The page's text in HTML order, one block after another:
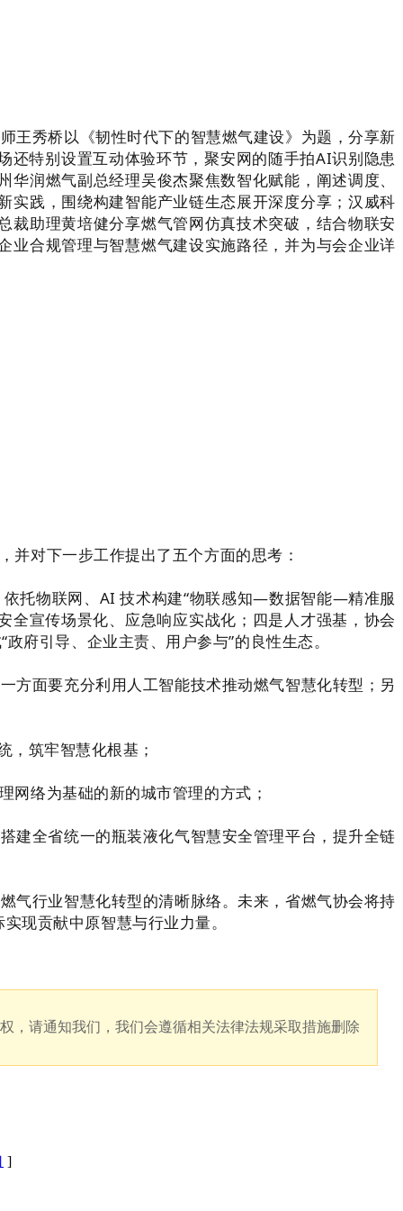
秀桥以《韧性时代下的智慧燃气建设》为题，分享新
还特别设置互动体验环节，聚安网的随手拍AI识别隐患
润燃气副总经理吴俊杰聚焦数智化赋能，阐述调度、
实践，围绕构建智能产业链生态展开深度分享；汉威科
助理黄培健分享燃气管网仿真技术突破，结合物联安
业合规管理与智慧燃气建设实施路径，并为与会企业详
对下一步工作提出了五个方面的思考：
托物联网、AI 技术构建“物联感知—数据智能—精准服
全宣传场景化、应急响应实战化；四是人才强基，协会
府引导、企业主责、用户参与”的良性生态。
面要充分利用人工智能技术推动燃气智慧化转型；另
筑牢智慧化根基；
络为基础的新的城市管理的方式；
全省统一的瓶装液化气智慧安全管理平台，提升全链
行业智慧化转型的清晰脉络。未来，省燃气协会将持
现贡献中原智慧与行业力量。
，请通知我们，我们会遵循相关法律法规采取措施删除
]